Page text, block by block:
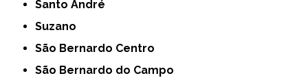
Santo André
Suzano
São Bernardo Centro
São Bernardo do Campo